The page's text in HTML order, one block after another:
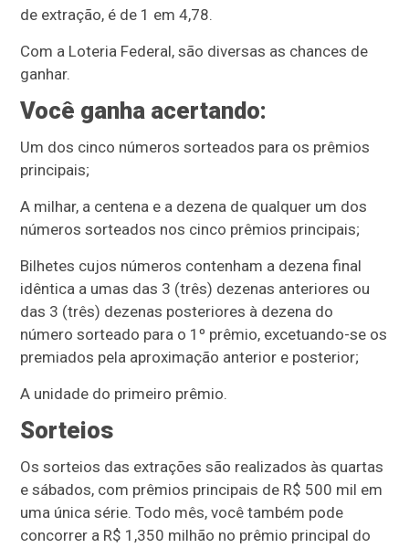
de extração, é de 1 em 4,78.
Com a Loteria Federal, são diversas as chances de
ganhar.
Você ganha acertando:
Um dos cinco números sorteados para os prêmios
principais;
A milhar, a centena e a dezena de qualquer um dos
números sorteados nos cinco prêmios principais;
Bilhetes cujos números contenham a dezena final
idêntica a umas das 3 (três) dezenas anteriores ou
das 3 (três) dezenas posteriores à dezena do
número sorteado para o 1º prêmio, excetuando-se os
premiados pela aproximação anterior e posterior;
A unidade do primeiro prêmio.
Sorteios
Os sorteios das extrações são realizados às quartas
e sábados, com prêmios principais de R$ 500 mil em
uma única série. Todo mês, você também pode
concorrer a R$ 1,350 milhão no prêmio principal do